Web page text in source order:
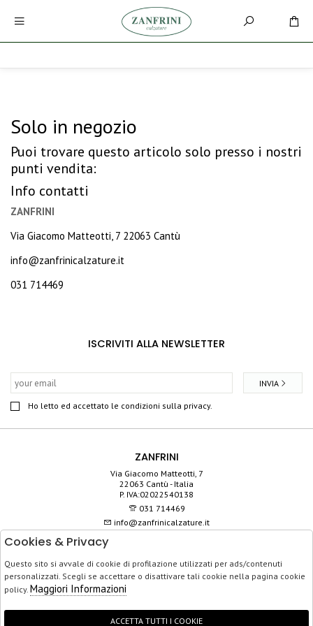
Solo in negozio
Puoi trovare questo articolo solo presso i nostri
punti vendita:
Info contatti
ZANFRINI
Via Giacomo Matteotti, 7 22063 Cantù
info@zanfrinicalzature.it
031 714469
ISCRIVITI ALLA NEWSLETTER
Ho letto ed accettato le condizioni sulla privacy.
INVIA
ZANFRINI
Via Giacomo Matteotti, 7
22063 Cantù - Italia
P. IVA:02022540138
031 714469
info@zanfrinicalzature.it
SERVIZIO CLIENTI
ACQUISTO SICURO
Cookies & Privacy
Questo sito si avvale di cookie di profilazione utilizzati per ads/contenuti
personalizzati. Scegli se accettare o disattivare tali cookie nella pagina cookie
policy. Maggiori Informazioni
ACCETTA TUTTI I COOKIE